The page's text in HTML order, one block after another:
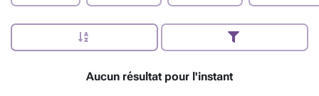
Aucun résultat pour l'instant